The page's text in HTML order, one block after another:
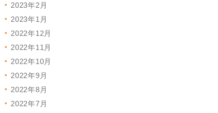
2023年2月
2023年1月
2022年12月
2022年11月
2022年10月
2022年9月
2022年8月
2022年7月